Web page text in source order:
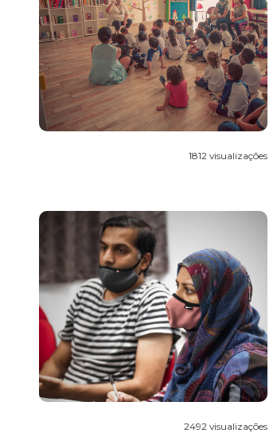
1812 visualizações
2492 visualizações